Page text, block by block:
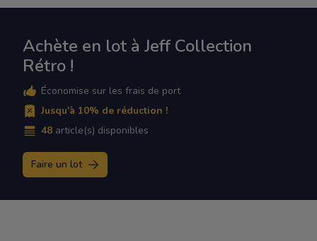
Achète en lot à Jeff Collection
Rétro !
Économise sur les frais de port
Jusqu'à 10% de réduction !
48 article(s) disponibles
Faire un lot